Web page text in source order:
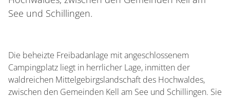
See und Schillingen.
Die beheizte Freibadanlage mit angeschlossenem
Campingplatz liegt in herrlicher Lage, inmitten der
waldreichen Mittelgebirgslandschaft des Hochwaldes,
zwischen den Gemeinden Kell am See und Schillingen. Sie